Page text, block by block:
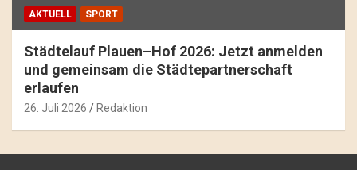
AKTUELL SPORT
Städtelauf Plauen–Hof 2026: Jetzt anmelden
und gemeinsam die Städtepartnerschaft
erlaufen
26. Juli 2026 Redaktion